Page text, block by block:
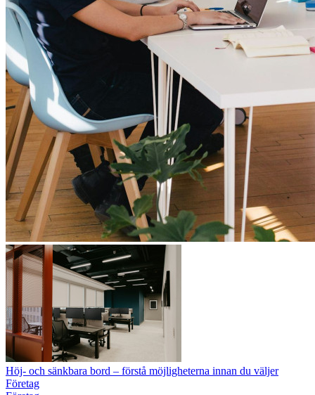
Höj- och sänkbara bord – förstå möjligheterna innan du väljer
Företag